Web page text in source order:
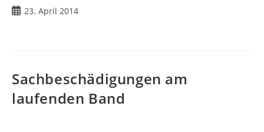
Beitrag23. April 2014
Sachbeschädigungen am
laufenden Band